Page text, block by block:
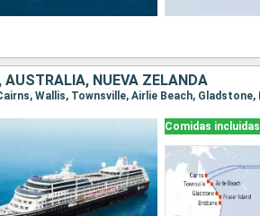
AUSTRALIA, NUEVA ZELANDA
Comidas incluidas